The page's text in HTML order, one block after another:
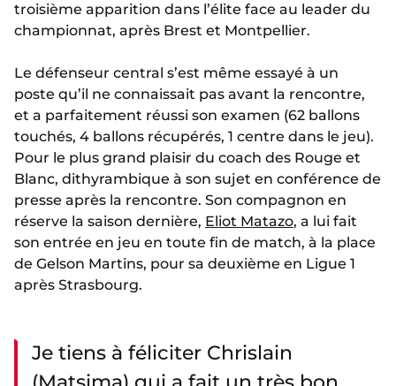
troisième apparition dans l’élite face au leader du
championnat, après Brest et Montpellier.
Le défenseur central s’est même essayé à un
poste qu’il ne connaissait pas avant la rencontre,
et a parfaitement réussi son examen (62 ballons
touchés, 4 ballons récupérés, 1 centre dans le jeu).
Pour le plus grand plaisir du coach des Rouge et
Blanc, dithyrambique à son sujet en conférence de
presse après la rencontre. Son compagnon en
réserve la saison dernière, Eliot Matazo, a lui fait
son entrée en jeu en toute fin de match, à la place
de Gelson Martins, pour sa deuxième en Ligue 1
après Strasbourg.
Je tiens à féliciter Chrislain